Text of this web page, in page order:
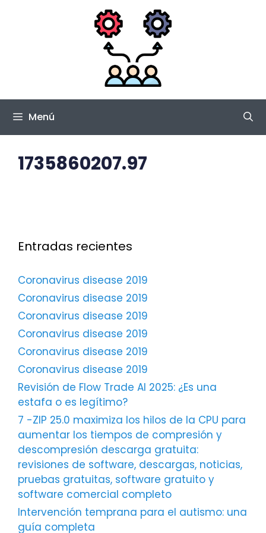
Menú
1735860207.97
Entradas recientes
Coronavirus disease 2019
Coronavirus disease 2019
Coronavirus disease 2019
Coronavirus disease 2019
Coronavirus disease 2019
Coronavirus disease 2019
Revisión de Flow Trade AI 2025: ¿Es una
estafa o es legítimo?
7 -ZIP 25.0 maximiza los hilos de la CPU para
aumentar los tiempos de compresión y
descompresión descarga gratuita:
revisiones de software, descargas, noticias,
pruebas gratuitas, software gratuito y
software comercial completo
Intervención temprana para el autismo: una
guía completa